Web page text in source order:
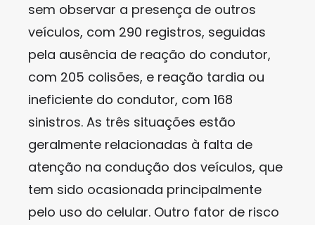
sem observar a presença de outros
veículos, com 290 registros, seguidas
pela ausência de reação do condutor,
com 205 colisões, e reação tardia ou
ineficiente do condutor, com 168
sinistros. As três situações estão
geralmente relacionadas à falta de
atenção na condução dos veículos, que
tem sido ocasionada principalmente
pelo uso do celular. Outro fator de risco